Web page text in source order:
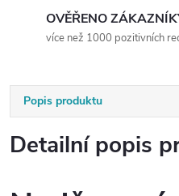
OVĚŘENO
více než 1000 pozitivních
Popis produktu
Detailní popis